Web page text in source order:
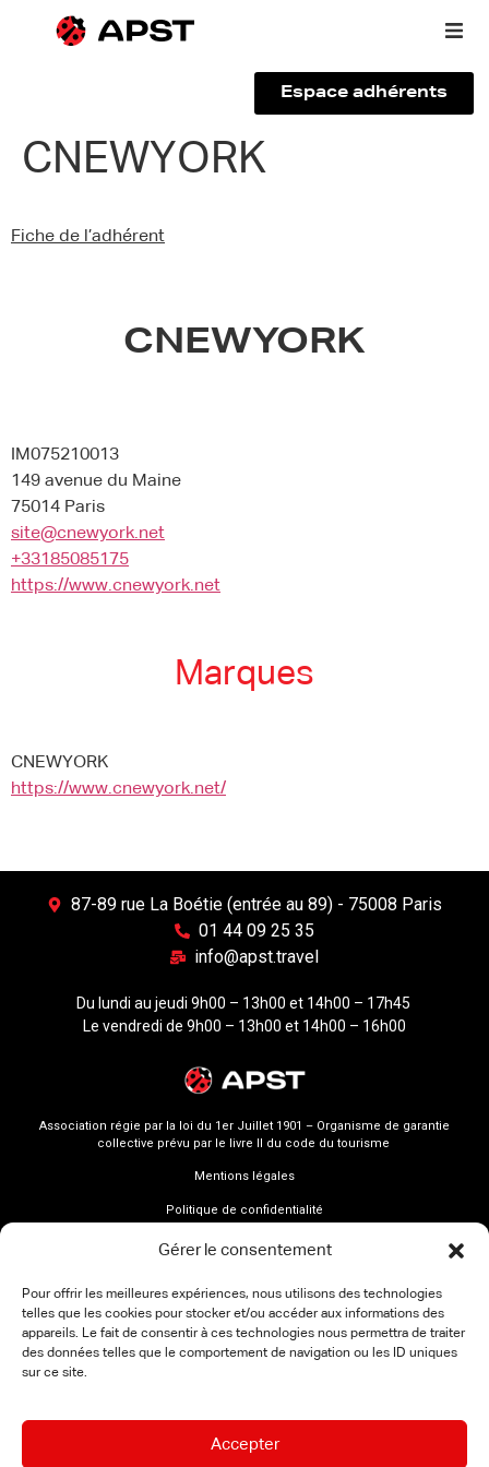
Gérer le consentement
Pour offrir les meilleures expériences, nous utilisons des technologies
telles que les cookies pour stocker et/ou accéder aux informations des
appareils. Le fait de consentir à ces technologies nous permettra de traiter
des données telles que le comportement de navigation ou les ID uniques
sur ce site.
Accepter
Qui sommes-nous ?
Espace adhérents
CNEWYORK
Fiche de l’adhérent
CNEWYORK
IM075210013
149 avenue du Maine
75014 Paris
site@cnewyork.net
+33185085175
https://www.cnewyork.net
Marques
CNEWYORK
https://www.cnewyork.net/
87-89 rue La Boétie (entrée au 89) - 75008 Paris
01 44 09 25 35
info@apst.travel
Du lundi au jeudi 9h00 – 13h00 et 14h00 – 17h45
Le vendredi de 9h00 – 13h00 et 14h00 – 16h00
Association régie par la loi du 1er Juillet 1901 – Organisme de garantie
collective prévu par le livre II du code du tourisme
Mentions légales
Politique de confidentialité